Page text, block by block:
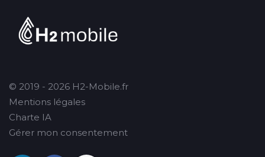
© 2019 - 2026 H2-Mobile.fr
Mentions légales
Charte IA
Gérer mon consentement